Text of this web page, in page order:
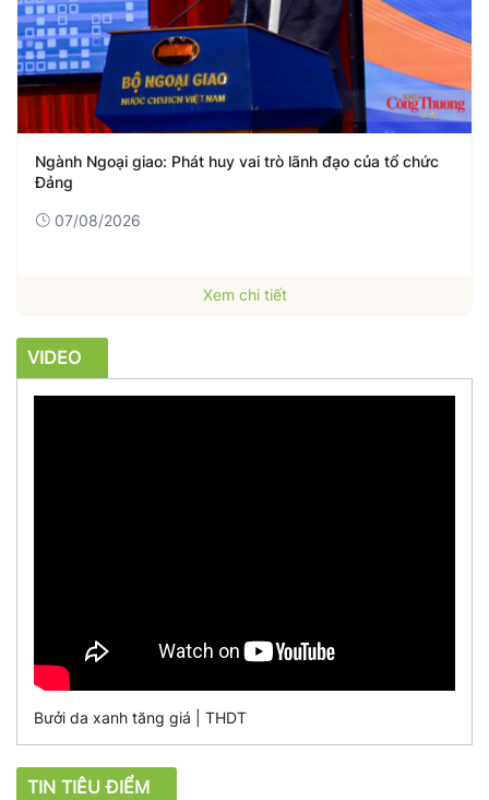
Ngành Ngoại giao: Phát huy vai trò lãnh đạo của tổ chức
Đảng
07/08/2026
Xem chi tiết
VIDEO
Bưởi da xanh tăng giá | THDT
TIN TIÊU ĐIỂM